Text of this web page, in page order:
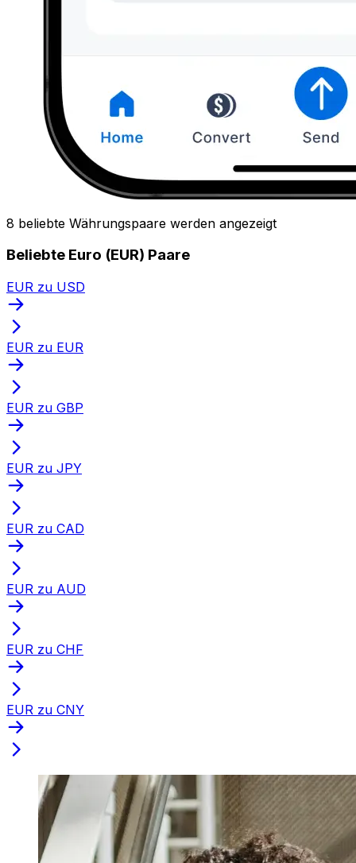
8 beliebte Währungspaare werden angezeigt
Beliebte Euro (EUR) Paare
EUR zu USD
EUR zu EUR
EUR zu GBP
EUR zu JPY
EUR zu CAD
EUR zu AUD
EUR zu CHF
EUR zu CNY